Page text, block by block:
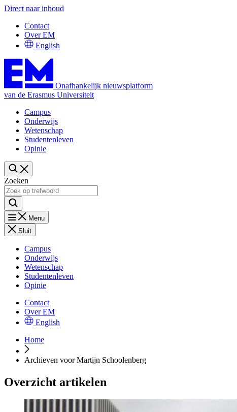
Direct naar inhoud
Contact
Over EM
English
Onafhankelijk nieuwsplatform
van de Erasmus Universiteit
Campus
Onderwijs
Wetenschap
Studentenleven
Opinie
Zoeken
Menu
Sluit
Campus
Onderwijs
Wetenschap
Studentenleven
Opinie
Contact
Over EM
English
Home
Archieven voor Martijn Schoolenberg
Overzicht artikelen